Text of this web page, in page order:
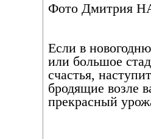
Фото Дмитрия
Если в
или большое
счастья,
бродящие возле
прекрасный